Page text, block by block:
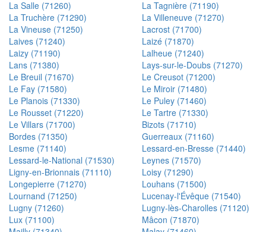
La Salle (71260)
La Tagnière (71190)
La Truchère (71290)
La Villeneuve (71270)
La Vineuse (71250)
Lacrost (71700)
Laives (71240)
Laizé (71870)
Laizy (71190)
Lalheue (71240)
Lans (71380)
Lays-sur-le-Doubs (71270)
Le Breuil (71670)
Le Creusot (71200)
Le Fay (71580)
Le Miroir (71480)
Le Planois (71330)
Le Puley (71460)
Le Rousset (71220)
Le Tartre (71330)
Le Villars (71700)
Bizots (71710)
Bordes (71350)
Guerreaux (71160)
Lesme (71140)
Lessard-en-Bresse (71440)
Lessard-le-National (71530)
Leynes (71570)
Ligny-en-Brionnais (71110)
Loisy (71290)
Longepierre (71270)
Louhans (71500)
Lournand (71250)
Lucenay-l'Évêque (71540)
Lugny (71260)
Lugny-lès-Charolles (71120)
Lux (71100)
Mâcon (71870)